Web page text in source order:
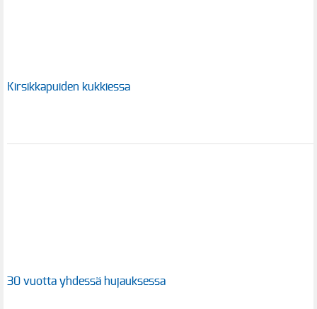
Kirsikkapuiden kukkiessa
30 vuotta yhdessä hujauksessa